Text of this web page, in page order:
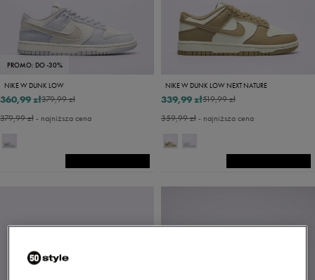
PROMO: DO -30%
NIKE W DUNK LOW
379,99 zł
360,99 zł
379,99 zł- najniższa cena
NIKE W DUNK LOW NEXT NATURE
519,99 zł
339,99 zł
359,99 zł- najniższa cena